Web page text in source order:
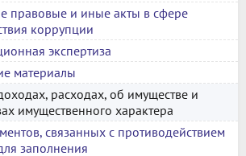
правовые и иные акты в сфере
коррупции
экспертиза
материалы
расходах, об имуществе и
имущественного характера
связанных с противодействием
заполнения